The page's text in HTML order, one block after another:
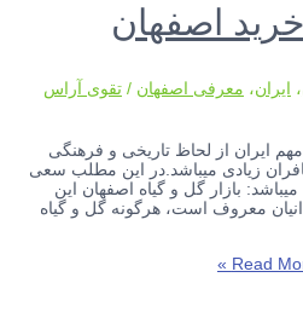
اصفهان
، ایران، معرفی اصفهان /تقوی آراس
ایران از لحاظ تاریخی و فرهنگی
زیادی میباشد.در این مطلب سعی
بازار گل و گیاه اصفهان این
معروف است، هرگونه گل و گیاه